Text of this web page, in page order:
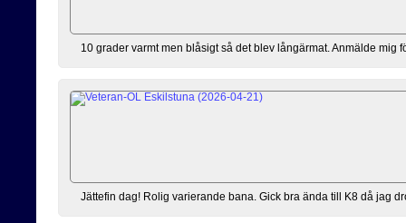
10 grader varmt men blåsigt så det blev långärmat. Anmälde mig
Jättefin dag! Rolig varierande bana. Gick bra ända till K8 då jag